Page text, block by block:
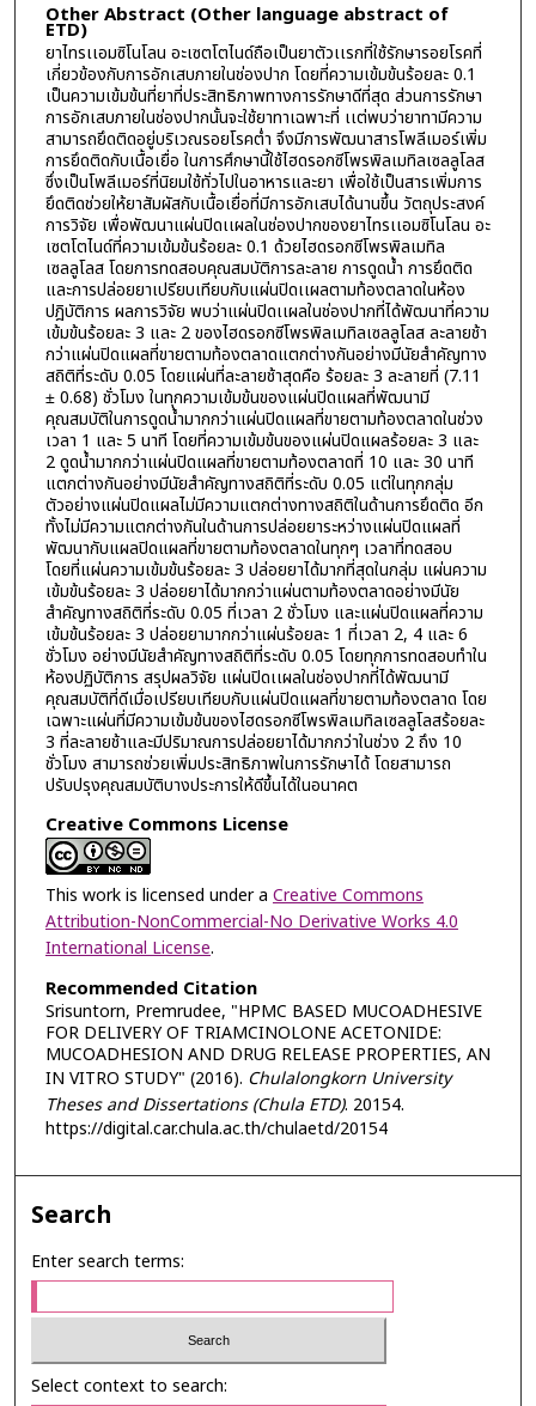
Other Abstract (Other language abstract of
ETD)
ยาไทรเเอมซิโนโลน อะเซตโตไนด์ถือเป็นยาตัวเเรกที่ใช้รักษารอยโรคที่
เกี่ยวข้องกับการอักเสบภายในช่องปาก โดยที่ความเข้มข้นร้อยละ 0.1
เป็นความเข้มข้นที่ยาที่ประสิทธิภาพทางการรักษาดีที่สุด ส่วนการรักษา
การอักเสบภายในช่องปากนั้นจะใช้ยาทาเฉพาะที่ เเต่พบว่ายาทามีความ
สามารถยึดติดอยู่บริเวณรอยโรคต่ำ จึงมีการพัฒนาสารโพลีเมอร์เพิ่ม
การยึดติดกับเนื้อเยื่อ ในการศึกษานี้ใช้ไฮดรอกซีโพรพิลเมทิลเซลลูโลส
ซึ่งเป็นโพลีเมอร์ที่นิยมใช้ทั่วไปในอาหารและยา เพื่อใช้เป็นสารเพิ่มการ
ยึดติดช่วยให้ยาสัมผัสกับเนื้อเยื่อที่มีการอักเสบได้นานขึ้น วัตถุประสงค์
การวิจัย เพื่อพัฒนาแผ่นปิดเเผลในช่องปากของยาไทรเเอมซิโนโลน อะ
เซตโตไนด์ที่ความเข้มข้นร้อยละ 0.1 ด้วยไฮดรอกซีโพรพิลเมทิล
เซลลูโลส โดยการทดสอบคุณสมบัติการละลาย การดูดน้ำ การยึดติด
และการปล่อยยาเปรียบเทียบกับแผ่นปิดเเผลตามท้องตลาดในห้อง
ปฎิบัติการ ผลการวิจัย พบว่าแผ่นปิดเเผลในช่องปากที่ได้พัฒนาที่ความ
เข้มข้นร้อยละ 3 และ 2 ของไฮดรอกซีโพรพิลเมทิลเซลลูโลส ละลายช้า
กว่าแผ่นปิดแผลที่ขายตามท้องตลาดแตกต่างกันอย่างมีนัยสำคัญทาง
สถิติที่ระดับ 0.05 โดยแผ่นที่ละลายช้าสุดคือ ร้อยละ 3 ละลายที่ (7.11
± 0.68) ชั่วโมง ในทุกความเข้มข้นของแผ่นปิดแผลที่พัฒนามี
คุณสมบัติในการดูดน้ำมากกว่าแผ่นปิดแผลที่ขายตามท้องตลาดในช่วง
เวลา 1 และ 5 นาที โดยที่ความเข้มข้นของแผ่นปิดแผลร้อยละ 3 และ
2 ดูดน้ำมากกว่าแผ่นปิดแผลที่ขายตามท้องตลาดที่ 10 และ 30 นาที
แตกต่างกันอย่างมีนัยสำคัญทางสถิติที่ระดับ 0.05 แต่ในทุกกลุ่ม
ตัวอย่างแผ่นปิดแผลไม่มีความแตกต่างทางสถิติในด้านการยึดติด อีก
ทั้งไม่มีความแตกต่างกันในด้านการปล่อยยาระหว่างแผ่นปิดแผลที่
พัฒนากับแผลปิดแผลที่ขายตามท้องตลาดในทุกๆ เวลาที่ทดสอบ
โดยที่แผ่นความเข้มข้นร้อยละ 3 ปล่อยยาได้มากที่สุดในกลุ่ม แผ่นความ
เข้มข้นร้อยละ 3 ปล่อยยาได้มากกว่าแผ่นตามท้องตลาดอย่างมีนัย
สำคัญทางสถิติที่ระดับ 0.05 ที่เวลา 2 ชั่วโมง และแผ่นปิดแผลที่ความ
เข้มข้นร้อยละ 3 ปล่อยยามากกว่าแผ่นร้อยละ 1 ที่เวลา 2, 4 และ 6
ชั่วโมง อย่างมีนัยสำคัญทางสถิติที่ระดับ 0.05 โดยทุกการทดสอบทำใน
ห้องปฏิบัติการ สรุปผลวิจัย แผ่นปิดเเผลในช่องปากที่ได้พัฒนามี
คุณสมบัติที่ดีเมื่อเปรียบเทียบกับแผ่นปิดแผลที่ขายตามท้องตลาด โดย
เฉพาะแผ่นที่มีความเข้มข้นของไฮดรอกซีโพรพิลเมทิลเซลลูโลสร้อยละ
3 ที่ละลายช้าและมีปริมาณการปล่อยยาได้มากกว่าในช่วง 2 ถึง 10
ชั่วโมง สามารถช่วยเพิ่มประสิทธิภาพในการรักษาได้ โดยสามารถ
ปรับปรุงคุณสมบัติบางประการให้ดีขึ้นได้ในอนาคต
Creative Commons License
This work is licensed under a Creative Commons
Attribution-NonCommercial-No Derivative Works 4.0
International License.
Recommended Citation
Srisuntorn, Premrudee, "HPMC BASED MUCOADHESIVE
FOR DELIVERY OF TRIAMCINOLONE ACETONIDE:
MUCOADHESION AND DRUG RELEASE PROPERTIES, AN
IN VITRO STUDY" (2016). Chulalongkorn University
Theses and Dissertations (Chula ETD). 20154.
https://digital.car.chula.ac.th/chulaetd/20154
Search
Enter search terms:
Select context to search: